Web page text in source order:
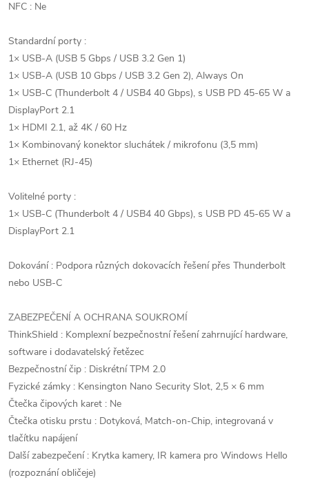
NFC : Ne
Standardní porty :
1× USB-A (USB 5 Gbps / USB 3.2 Gen 1)
1× USB-A (USB 10 Gbps / USB 3.2 Gen 2), Always On
1× USB-C (Thunderbolt 4 / USB4 40 Gbps), s USB PD 45-65 W a
DisplayPort 2.1
1× HDMI 2.1, až 4K / 60 Hz
1× Kombinovaný konektor sluchátek / mikrofonu (3,5 mm)
1× Ethernet (RJ-45)
Volitelné porty :
1× USB-C (Thunderbolt 4 / USB4 40 Gbps), s USB PD 45-65 W a
DisplayPort 2.1
Dokování : Podpora různých dokovacích řešení přes Thunderbolt
nebo USB-C
ZABEZPEČENÍ A OCHRANA SOUKROMÍ
ThinkShield : Komplexní bezpečnostní řešení zahrnující hardware,
software i dodavatelský řetězec
Bezpečnostní čip : Diskrétní TPM 2.0
Fyzické zámky : Kensington Nano Security Slot, 2,5 × 6 mm
Čtečka čipových karet : Ne
Čtečka otisku prstu : Dotyková, Match-on-Chip, integrovaná v
tlačítku napájení
Další zabezpečení : Krytka kamery, IR kamera pro Windows Hello
(rozpoznání obličeje)